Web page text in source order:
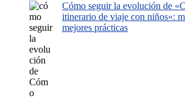
Cómo seguir la evolución de
itinerario de viaje con niños»:
mejores prácticas